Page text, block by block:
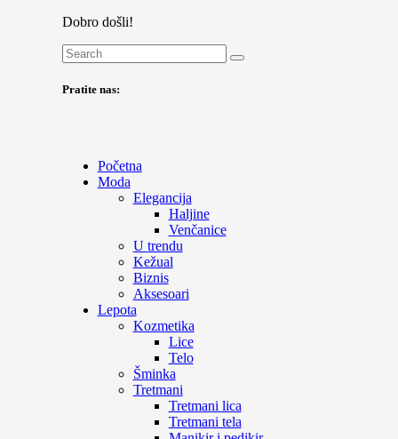
Dobro došli!
Pratite nas:
Početna
Moda
Elegancija
Haljine
Venčanice
U trendu
Kežual
Biznis
Aksesoari
Lepota
Kozmetika
Lice
Telo
Šminka
Tretmani
Tretmani lica
Tretmani tela